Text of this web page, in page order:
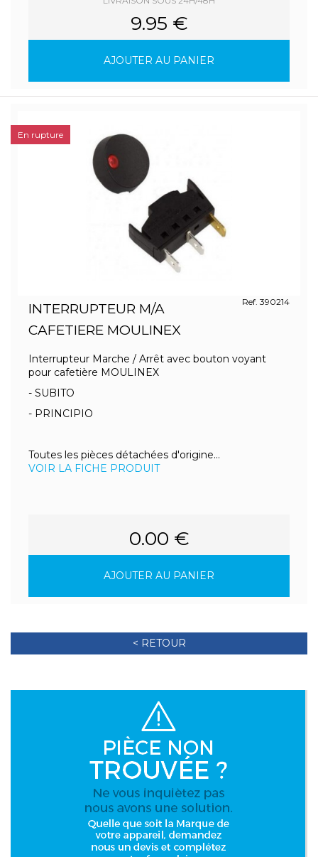
9.95 €
AJOUTER AU PANIER
INTERRUPTEUR M/A
CAFETIERE MOULINEX
Ref. 390214
Interrupteur Marche / Arrêt avec bouton voyant
pour cafetière MOULINEX
- SUBITO
- PRINCIPIO
Toutes les pièces détachées d'origine...
VOIR LA FICHE PRODUIT
0.00 €
AJOUTER AU PANIER
En rupture
< RETOUR